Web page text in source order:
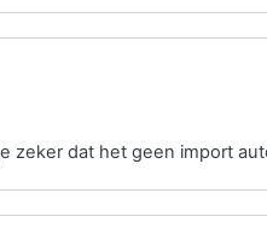
zeker dat het geen import